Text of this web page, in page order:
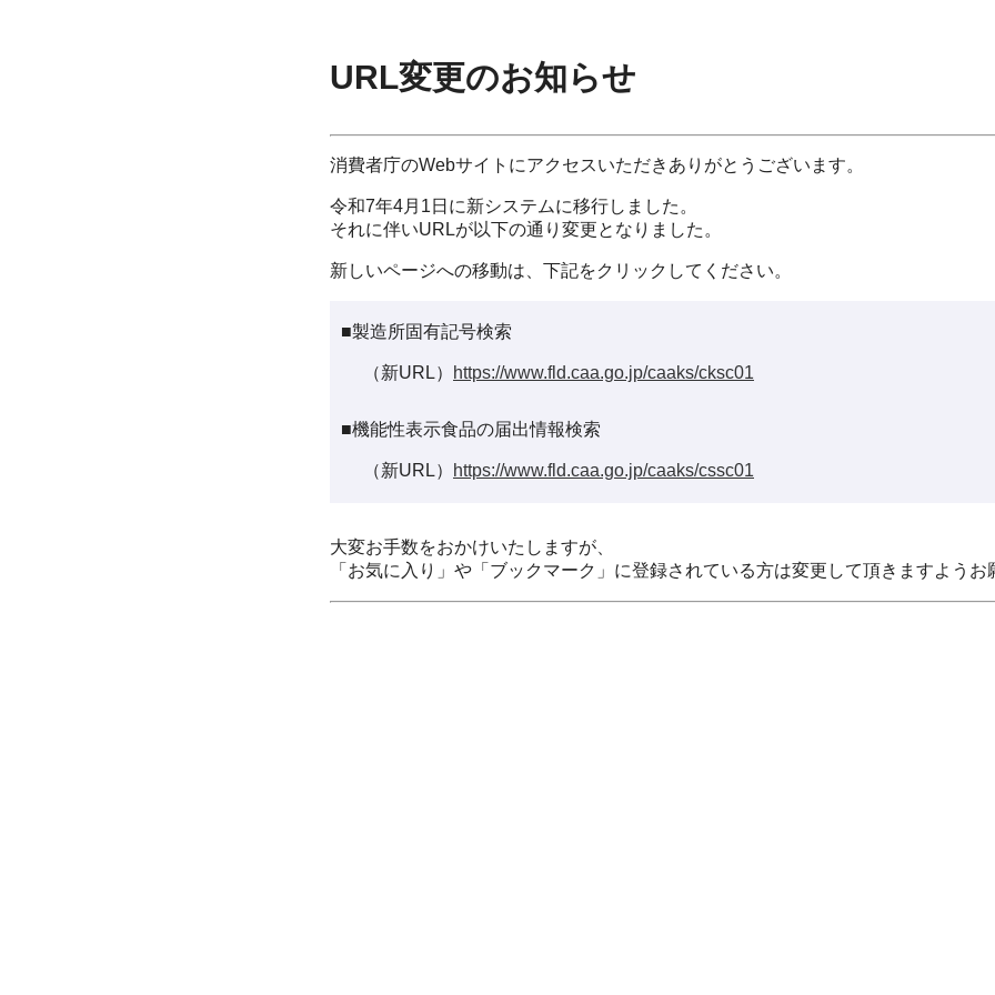
URL変更のお知らせ
消費者庁のWebサイトにアクセスいただきありがとうございます。
令和7年4月1日に新システムに移行しました。
それに伴いURLが以下の通り変更となりました。
新しいページへの移動は、下記をクリックしてください。
■製造所固有記号検索
（新URL） https://www.fld.caa.go.jp/caaks/cksc01
■機能性表示食品の届出情報検索
（新URL） https://www.fld.caa.go.jp/caaks/cssc01
大変お手数をおかけいたしますが、
「お気に入り」や「ブックマーク」に登録されている方は変更して頂きますようお